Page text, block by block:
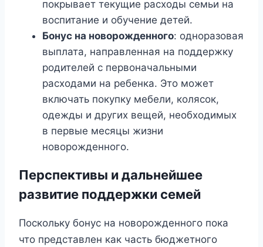
покрывает текущие расходы семьи на
воспитание и обучение детей.
Бонус на новорожденного: одноразовая
выплата, направленная на поддержку
родителей с первоначальными
расходами на ребенка. Это может
включать покупку мебели, колясок,
одежды и других вещей, необходимых
в первые месяцы жизни
новорожденного.
Перспективы и дальнейшее
развитие поддержки семей
Поскольку бонус на новорожденного пока
что представлен как часть бюджетного